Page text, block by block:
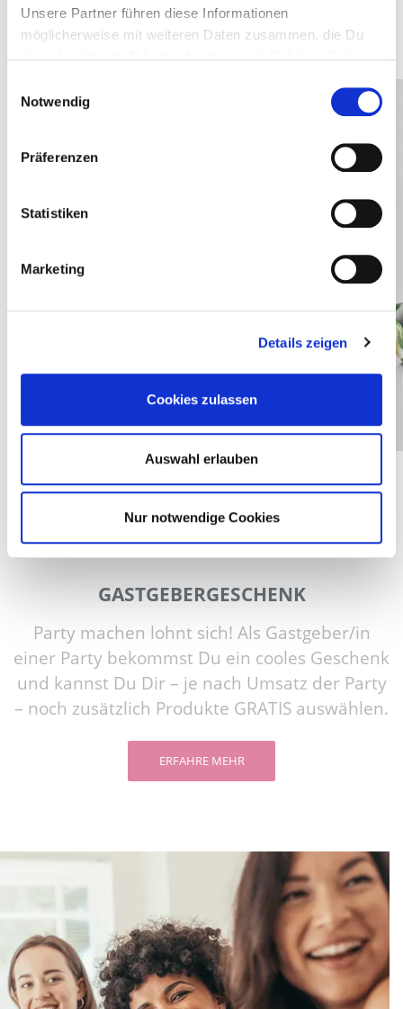
Unsere Partner führen diese Informationen
möglicherweise mit weiteren Daten zusammen, die Du
Notwendig
Präferenzen
Statistiken
Marketing
Details zeigen
Cookies zulassen
Auswahl erlauben
Nur notwendige Cookies
GASTGEBERGESCHENK
Party machen lohnt sich! Als Gastgeber/in
einer Party bekommst Du ein cooles Geschenk
und kannst Du Dir – je nach Umsatz der Party
– noch zusätzlich Produkte GRATIS auswählen.
ERFAHRE MEHR